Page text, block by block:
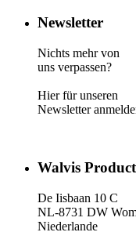
Newsletter
Nichts mehr von
uns verpassen?
Hier für unseren
Newsletter
Walvis
De Iisbaan 10 C
NL-8731 DW
Niederlande